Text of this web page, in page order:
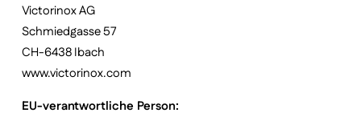
Victorinox AG
Schmiedgasse 57
CH-6438 Ibach
www.victorinox.com
EU-verantwortliche Person: